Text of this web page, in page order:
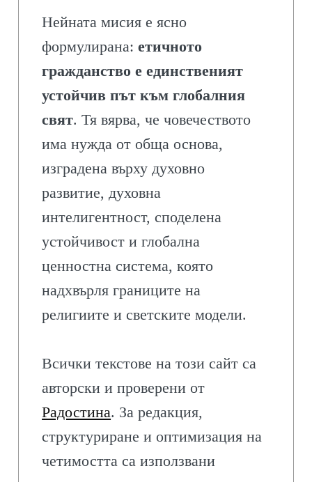
Нейната мисия е ясно
формулирана:етичното
гражданство е единственият
устойчив път към глобалния
свят. Тя вярва, че човечеството
има нужда от обща основа,
изградена върху духовно
развитие, духовна
интелигентност, споделена
устойчивост и глобална
ценностна система, която
надхвърля границите на
религиите и светските модели.
Всички текстове на този сайт са
авторски и проверени от
Радостина. За редакция,
структуриране и оптимизация на
четимостта са използвани